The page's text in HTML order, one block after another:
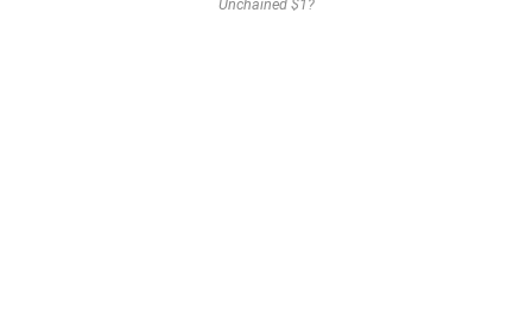
Unchained $1?